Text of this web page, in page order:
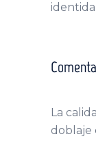
La
doblaje